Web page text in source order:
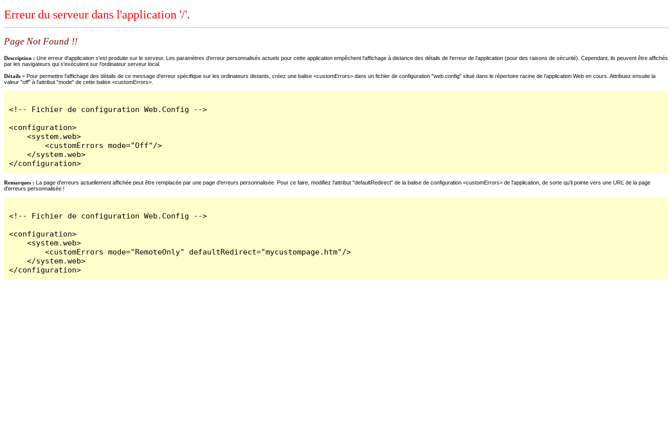
Erreur du serveur dans l'application '/'.
Page Not Found !!
Description : Une erreur d'application s'est produite sur le serveur. Les paramètres d'erreur personnalisés actuels pour cette application empêchent l'affichage à distance des détails de l'erreur de l'application (pour des raisons de sécurité). Cependant, ils peuvent être affichés
par les navigateurs qui s'exécutent sur l'ordinateur serveur local.
Détails = Pour permettre l'affichage des détails de ce message d'erreur spécifique sur les ordinateurs distants, créez une balise <customErrors> dans un fichier de configuration "web.config" situé dans le répertoire racine de l'application Web en cours. Attribuez ensuite la
valeur "off" à l'attribut "mode" de cette balise <customErrors>.
<!-- Fichier de configuration Web.Config -->
<configuration>
    <system.web>
        <customErrors mode="Off"/>
    </system.web>
</configuration>
Remarques : La page d'erreurs actuellement affichée peut être remplacée par une page d'erreurs personnalisée. Pour ce faire, modifiez l'attribut "defaultRedirect" de la balise de configuration <customErrors> de l'application, de sorte qu'il pointe vers une URL de la page
d'erreurs personnalisée !
<!-- Fichier de configuration Web.Config -->
<configuration>
    <system.web>
        <customErrors mode="RemoteOnly" defaultRedirect="mycustompage.htm"/>
    </system.web>
</configuration>